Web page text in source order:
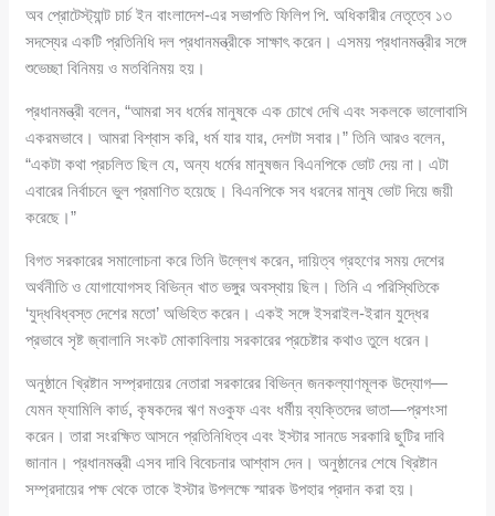
অব প্রোটেস্ট্যান্ট চার্চ ইন বাংলাদেশ-এর সভাপতি ফিলিপ পি. অধিকারীর নেতৃত্বে ১৩
সদস্যের একটি প্রতিনিধি দল প্রধানমন্ত্রীকে সাক্ষাৎ করেন। এসময় প্রধানমন্ত্রীর সঙ্গে
শুভেচ্ছা বিনিময় ও মতবিনিময় হয়।
প্রধানমন্ত্রী বলেন, “আমরা সব ধর্মের মানুষকে এক চোখে দেখি এবং সকলকে ভালোবাসি
একরমভাবে। আমরা বিশ্বাস করি, ধর্ম যার যার, দেশটা সবার।” তিনি আরও বলেন,
“একটা কথা প্রচলিত ছিল যে, অন্য ধর্মের মানুষজন বিএনপিকে ভোট দেয় না। এটা
এবারের নির্বাচনে ভুল প্রমাণিত হয়েছে। বিএনপিকে সব ধরনের মানুষ ভোট দিয়ে জয়ী
করেছে।”
বিগত সরকারের সমালোচনা করে তিনি উল্লেখ করেন, দায়িত্ব গ্রহণের সময় দেশের
অর্থনীতি ও যোগাযোগসহ বিভিন্ন খাত ভঙ্গুর অবস্থায় ছিল। তিনি এ পরিস্থিতিকে
‘যুদ্ধবিধ্বস্ত দেশের মতো’ অভিহিত করেন। একই সঙ্গে ইসরাইল-ইরান যুদ্ধের
প্রভাবে সৃষ্ট জ্বালানি সংকট মোকাবিলায় সরকারের প্রচেষ্টার কথাও তুলে ধরেন।
অনুষ্ঠানে খ্রিষ্টান সম্প্রদায়ের নেতারা সরকারের বিভিন্ন জনকল্যাণমূলক উদ্যোগ—
যেমন ফ্যামিলি কার্ড, কৃষকদের ঋণ মওকুফ এবং ধর্মীয় ব্যক্তিদের ভাতা—প্রশংসা
করেন। তারা সংরক্ষিত আসনে প্রতিনিধিত্ব এবং ইস্টার সানডে সরকারি ছুটির দাবি
জানান। প্রধানমন্ত্রী এসব দাবি বিবেচনার আশ্বাস দেন। অনুষ্ঠানের শেষে খ্রিষ্টান
সম্প্রদায়ের পক্ষ থেকে তাকে ইস্টার উপলক্ষে স্মারক উপহার প্রদান করা হয়।